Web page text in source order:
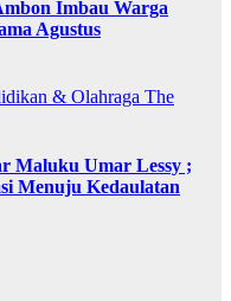
Imbau Warga
Agustus
& Olahraga The
Maluku Umar Lessy ;
Menuju Kedaulatan